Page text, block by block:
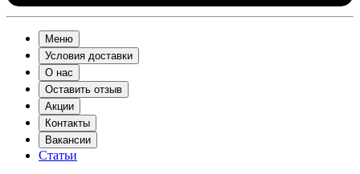
Меню
Условия доставки
О нас
Оставить отзыв
Акции
Контакты
Вакансии
Статьи